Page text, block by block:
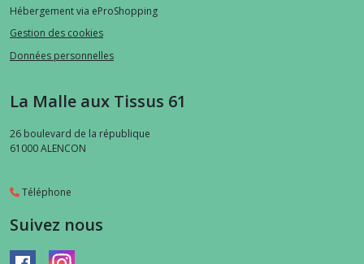
Hébergement via eProShopping
Gestion des cookies
Données personnelles
La Malle aux Tissus 61
26 boulevard de la république
61000ALENCON
Téléphone
Suivez nous